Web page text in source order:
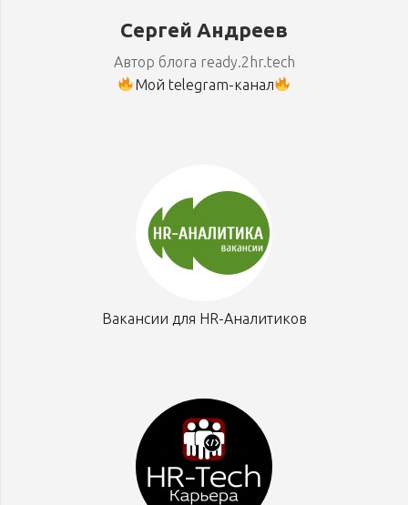
Сергей Андреев
Автор блога ready.2hr.tech
Мой telegram-канал
Вакансии для HR-Аналитиков